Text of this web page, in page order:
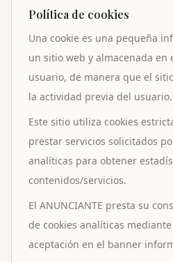
Política de cookies
Una cookie es una pequeña
un sitio web y almacenada en
usuario, de manera que el
la actividad previa del usuario.
Este sitio utiliza cookies
prestar servicios solicitados
analíticas para obtener
contenidos/servicios.
El ANUNCIANTE presta su
de cookies analíticas
aceptación en el banner